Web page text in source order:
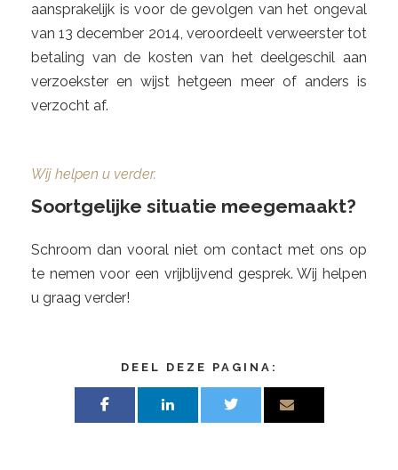
aansprakelijk is voor de gevolgen van het ongeval
van 13 december 2014, veroordeelt verweerster tot
betaling van de kosten van het deelgeschil aan
verzoekster en wijst hetgeen meer of anders is
verzocht af.
Wij helpen u verder.
Soortgelijke situatie meegemaakt?
Schroom dan vooral niet om contact met ons op
te nemen voor een vrijblijvend gesprek. Wij helpen
u graag verder!
DEEL DEZE PAGINA: